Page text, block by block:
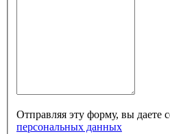
Отправляя эту форму, вы даете
персональных данных